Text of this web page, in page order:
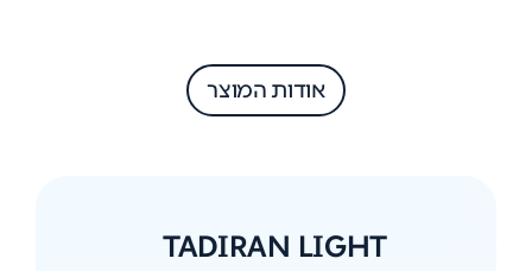
אודות המוצר
TADIRAN LIGHT